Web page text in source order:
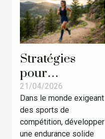
Stratégies
pour
augmenter
l'endurance en
sports de
compétition
21/04/2026
Dans le monde exigeant
des sports de
compétition, développer
une endurance solide